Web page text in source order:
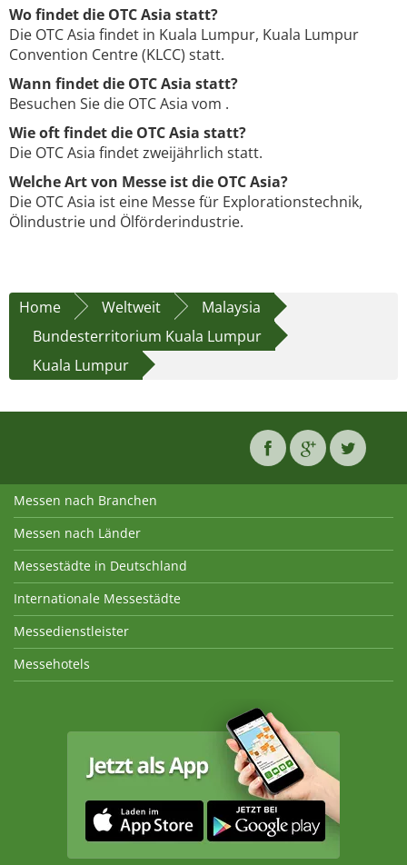
Wo findet die OTC Asia statt?
Die OTC Asia findet in Kuala Lumpur, Kuala Lumpur
Convention Centre (KLCC) statt.
Wann findet die OTC Asia statt?
Besuchen Sie die OTC Asia vom .
Wie oft findet die OTC Asia statt?
Die OTC Asia findet zweijährlich statt.
Welche Art von Messe ist die OTC Asia?
Die OTC Asia ist eine Messe für Explorationstechnik,
Ölindustrie und Ölförderindustrie.
Home Weltweit
Malaysia
Bundesterritorium Kuala Lumpur
Kuala Lumpur
Messen nach Branchen
Messen nach Länder
Messestädte in Deutschland
Internationale Messestädte
Messedienstleister
Messehotels